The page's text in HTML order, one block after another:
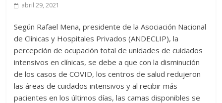
abril 29, 2021
Según Rafael Mena, presidente de la Asociación Nacional
de Clínicas y Hospitales Privados (ANDECLIP), la
percepción de ocupación total de unidades de cuidados
intensivos en clínicas, se debe a que con la disminución
de los casos de COVID, los centros de salud redujeron
las áreas de cuidados intensivos y al recibir más
pacientes en los últimos días, las camas disponibles se